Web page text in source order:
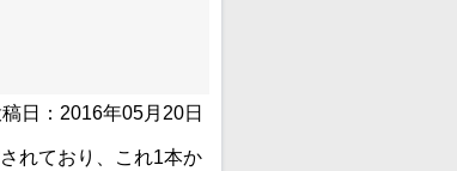
日：2016年05月20日
れており、これ1本か